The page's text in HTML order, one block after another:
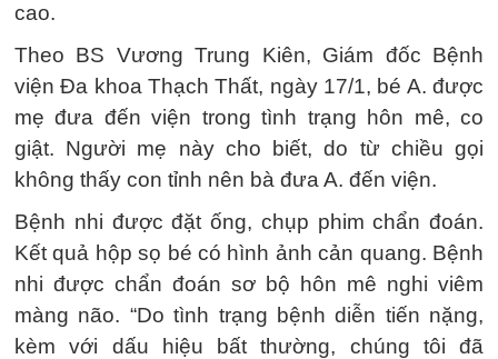
cao.
Theo BS Vương Trung Kiên, Giám đốc Bệnh
viện Đa khoa Thạch Thất, ngày 17/1, bé A. được
mẹ đưa đến viện trong tình trạng hôn mê, co
giật. Người mẹ này cho biết, do từ chiều gọi
không thấy con tỉnh nên bà đưa A. đến viện.
Bệnh nhi được đặt ống, chụp phim chẩn đoán.
Kết quả hộp sọ bé có hình ảnh cản quang. Bệnh
nhi được chẩn đoán sơ bộ hôn mê nghi viêm
màng não. “Do tình trạng bệnh diễn tiến nặng,
kèm với dấu hiệu bất thường, chúng tôi đã